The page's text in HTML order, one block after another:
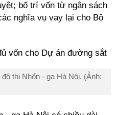
bố trí vốn từ ngân sách
nghĩa vụ vay lại cho Bộ
thị Nhổn - ga Hà Nội. (Ảnh: